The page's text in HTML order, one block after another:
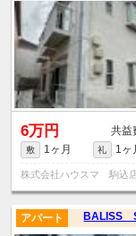
6万円
敷 1ヶ月 礼 1ヶ
株式会社ハウスマ 駒込
BALISS
アパート